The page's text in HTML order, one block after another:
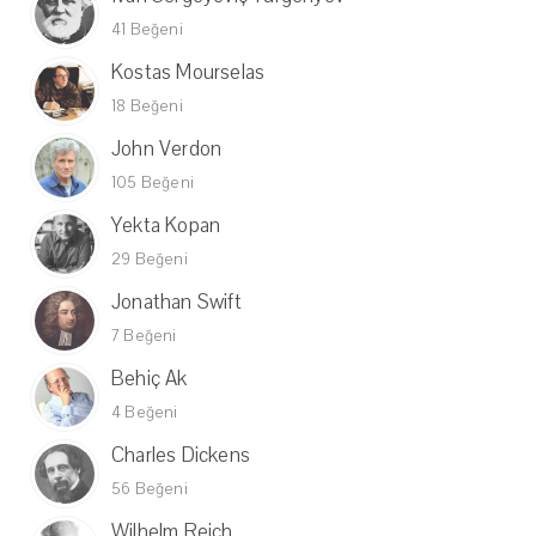
41 Beğeni
Kostas Mourselas
18 Beğeni
John Verdon
105 Beğeni
Yekta Kopan
29 Beğeni
Jonathan Swift
7 Beğeni
Behiç Ak
4 Beğeni
Charles Dickens
56 Beğeni